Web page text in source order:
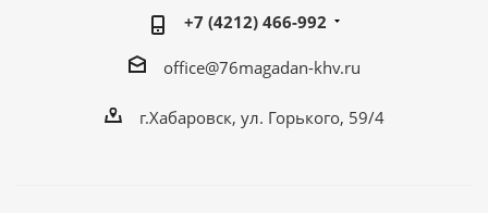
+7 (4212) 466-992
office@76magadan-khv.ru
г.Хабаровск, ул. Горького, 59/4